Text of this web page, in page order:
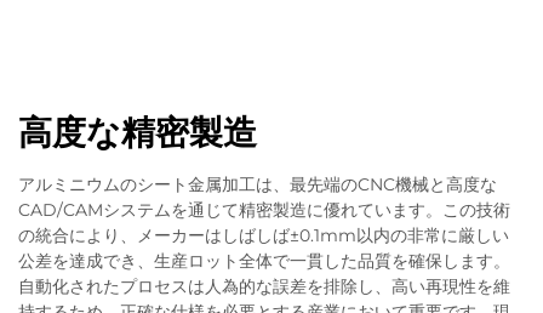
高度な精密製造
アルミニウムのシート金属加工は、最先端のCNC機械と高度な
CAD/CAMシステムを通じて精密製造に優れています。この技術
の統合により、メーカーはしばしば±0.1mm以内の非常に厳しい
公差を達成でき、生産ロット全体で一貫した品質を確保します。
自動化されたプロセスは人為的な誤差を排除し、高い再現性を維